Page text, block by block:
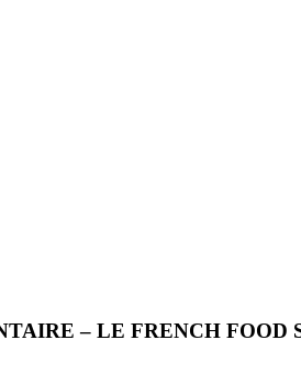
– LE FRENCH FOOD